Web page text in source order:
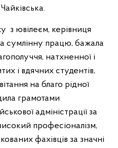
з ювілеєм, керівниця
сумлінну працю, бажала
натхненної і
і вдячних студентів,
на благо рідної
грамотами
адміністрації за
професіоналізм,
фахівців за значні